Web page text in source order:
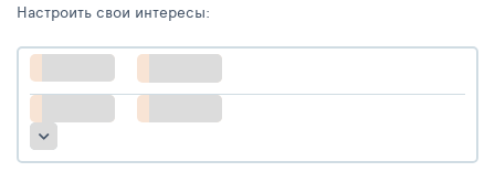
Настроить свои интересы: